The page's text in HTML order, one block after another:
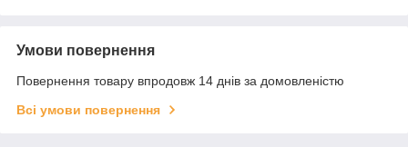
Умови повернення
Повернення товару впродовж 14 днів за домовленістю
Всі умови повернення